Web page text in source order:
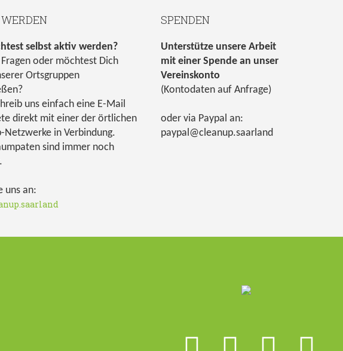
selbst aktiv werden?
oder möchtest Dich
Ortsgruppen
uns einfach eine E-Mail
direkt mit einer der örtlichen
Netzwerke in Verbindung.
sind immer noch
uns an:
SPENDEN
Unterstütze unsere Arbeit
mit einer Spende an unser
Vereinskonto
(Kontodaten auf Anfrage)
oder via Paypal an:
paypal@cleanup.saarland